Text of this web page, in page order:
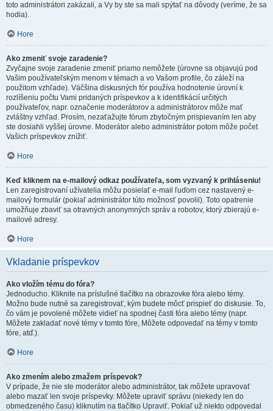
toto administrátori zakázali, a Vy by ste sa mali spýtať na dôvody (veríme, že sa
hodia).
Hore
Ako zmeniť svoje zaradenie?
Zvyčajne svoje zaradenie zmeniť priamo nemôžete (úrovne sa objavujú pod
Vašim používateľským menom v témach a vo Vašom profile, čo záleží na
použitom vzhľade). Väčšina diskusných fór používa hodnotenie úrovní k
rozlíšeniu počtu Vami pridaných príspevkov a k identifikácií určitých
používateľov, napr. označenie moderátorov a administrátorov môže mať
zvláštny vzhľad. Prosím, nezaťažujte fórum zbytočným prispievaním len aby
ste dosiahli vyššej úrovne. Moderátor alebo administrátor potom môže počet
Vašich príspevkov znížiť.
Hore
Keď kliknem na e-mailový odkaz používateľa, som vyzvaný k prihláseniu!
Len zaregistrovaní užívatelia môžu posielať e-mail ľuďom cez nastavený e-
mailový formulár (pokiaľ administrátor túto možnosť povolil). Toto opatrenie
umožňuje zbaviť sa otravných anonymných správ a robotov, ktorý zbierajú e-
mailové adresy.
Hore
Vkladanie príspevkov
Ako vložím tému do fóra?
Jednoducho. Kliknite na príslušné tlačítko na obrazovke fóra alebo témy.
Možno bude nutné sa zaregistrovať, kým budete môcť prispieť do diskusie. To,
čo vám je povolené môžete vidieť na spodnej časti fóra alebo témy (napr.
Môžete zakladať nové témy v tomto fóre, Môžete odpovedať na témy v tomto
fóre, atď.).
Hore
Ako zmením alebo zmažem príspevok?
V prípade, že nie ste moderátor alebo administrátor, tak môžete upravovať
alebo mazať len svoje príspevky. Môžete upraviť správu (niekedy len do
obmedzeného času) kliknutím na tlačítko Upraviť. Pokiaľ už niekto odpovedal